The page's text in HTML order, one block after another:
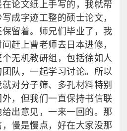
论文纸上手写的，我就帮
成字迹工整的硕士论文，
留着。师兄们毕业了，我
赶上曹老师去日本进修，
无机教研组，包括徐如人
队，一起学习讨论。所以
对分子筛、多孔材料特别
，但我们一直保持书信联
出意见，一来一回的。那
慢是慢点，好在大家没那